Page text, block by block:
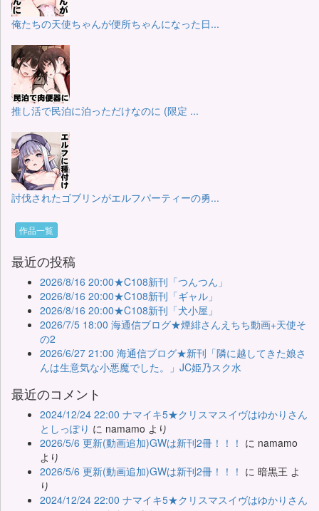
俺たちの天使ちゃんが便所ちゃんになった日...
推し活で民泊に泊っただけなのに (限定 ...
討伐されたゴブリンがエルフパーティーの勇...
作品一覧
最近の投稿
2026/8/16 20:00★C108新刊「つんつん」
2026/8/16 20:00★C108新刊「ギャル」
2026/8/16 20:00★C108新刊「犬小屋」
2026/7/5 18:00 海通信ブログ★煙緋さんえちち動画+天使そ
の2
2026/6/27 21:00 海通信ブログ★新刊「隣に越してきた娘さ
んは生意気な小悪魔でした。」JC姫乃スク水
最近のコメント
2024/12/24 22:00 ナマイキ5★クリスマスイヴはゆかりさん
としっぽり に namamo より
2026/5/6 更新(動画追加)GWは新刊2冊！！！ に namamo
より
2026/5/6 更新(動画追加)GWは新刊2冊！！！ に 暗黒王 よ
り
2024/12/24 22:00 ナマイキ5★クリスマスイヴはゆかりさん